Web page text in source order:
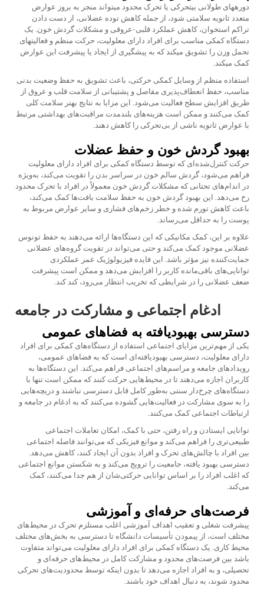
دورههای طولانی بیتحرکی یا تحرک محدود میتواند منجر به بروز عوارض
متعدد ثانویه سلامتی شود، از جمله کاهش توده عضلانی، از دست دادن
تراکم استخوان، کاهش عملکرد قلبی-عروقی و مشکلات گردش خون. یک
دستگاه کمکی مناسب برای افراد دارای معلولیت، حرکت منظم و فعالیتهای
تحمل وزن را تشویق میکند که به پیشگیری از ایجاد یا پیشرفت این عوارض
کمک میکند.
استفاده منظم از وسایل کمکی حرکتی، باعث تشویق به حفظ وضعیت بدنی
مناسب، حفظ انعطاف‌پذیری مفاصل و پشتیبانی از سلامت قلب و عروق از
طریق افزایش سطح فعالیت می‌شود. این مزایا به نتایج بهتر سلامت کلی
کمک می‌کنند و ممکن است هزینه‌های بلندمدت مراقبت‌های بهداشتی مرتبط
با عوارض ثانویه ناشی از بی‌تحرکی را کاهش دهند.
بهبود گردش خون و حفظ عضلات
حرکت کنترل‌شده‌ای که توسط دستگاه کمکی برای افراد دارای معلولیت
فراهم می‌شود، گردش سالم خون در سراسر بدن را تقویت می‌کند، به‌ویژه
در اندام‌های تحتانی که مشکلات گردش خون معمولاً در افراد با تحرک محدود
رخ می‌دهد. این بهبود گردش خون به حفظ سلامت بافت‌ها کمک می‌کند،
باعث کاهش تورم شده و خطر زخم‌های فشاری و سایر عوارض مربوط به
پوست را به حداقل می‌رساند.
علاوه بر این، کمک مکانیکی که این دستگاه‌ها ارائه می‌دهند به حفظ تونوس
عضلانی موجود کمک می‌کند و حتی می‌تواند در تقویت گروه‌های عضلانی
حمایت‌کننده نیز مؤثر باشد. این فایده فیزیولوژیک عمر عملکردی
توانایی‌های باقی‌مانده کاربر را افزایش می‌دهد و ممکن است پیشرفت
ضعف عضلانی را در شرایطی که تخریب انتظار می‌رود، کند کند.
ادغام اجتماعی و مشارکت در جامعه
دسترسی بهبودیافته به فضاهای عمومی
یکی از مهم‌ترین مزایای اجتماعی استفاده از دستگاه‌های کمکی برای افراد
دارای معلولیت، دسترسی بهبودیافته‌ای است که به فضاهای عمومی،
رویدادهای جامعه و مراسم‌های اجتماعی فراهم می‌کند. این دستگاه‌ها به
کاربران اجازه می‌دهند تا در محیط‌هایی حرکت کنند که ممکن است تنها با
دستگاه‌های چرخ‌دار سنتی به‌طور کامل قابل دسترسی نباشند و دریچه‌هایی
را به سوی مشارکت در فعالیت‌هایی گشوده می‌کنند که به ادغام در جامعه و
ارتباطات اجتماعی کمک می‌کنند.
توانایی ایستادن و راه رفتن، حتی با کمک، امکان تعاملات اجتماعی
طبیعی‌تری را فراهم می‌کند و موانع فیزیکی که می‌توانند فاصله اجتماعی
بین افراد با چالش‌های تحرک و افراد بدون آن ایجاد کنند، کاهش می‌دهد.
دسترسی بهبود یافته، جامعیت را ترویج می‌کند و به شکستن موانع اجتماعی
که اغلب افراد را بر اساس توانایی حرکتی‌شان از هم جدا می‌کنند، کمک
می‌کند.
فرصت‌های حرفه‌ای و آموزشی
پیشرفت شغلی و تعقیب اهداف آموزشی اغلب مستلزم تحرک در محیط‌های
مختلف است، از پیمودن تأسیسات دانشگاه تا دسترسی به بخش‌های مختلف
محیط کاری. یک دستگاه کمکی برای افراد دارای معلولیت می‌تواند متفاوت
باشد بین فرصت‌های محدود و مشارکت کامل در محیط‌های حرفه‌ای و
تحصیلی، و به افراد اجازه می‌دهد تا بدون اینکه توسط محدودیت‌های تحرکی
محدود شوند، به دنبال اهداف خود باشند.